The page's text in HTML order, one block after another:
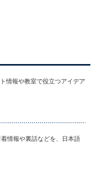
情報や教室で役立つアイデア
情報や裏話などを、日本語